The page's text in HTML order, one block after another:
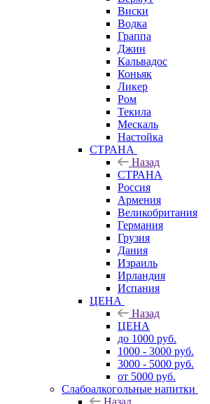
Виски
Водка
Граппа
Джин
Кальвадос
Коньяк
Ликер
Ром
Текила
Мескаль
Настойка
СТРАНА
Назад
СТРАНА
Россия
Армения
Великобритания
Германия
Грузия
Дания
Израиль
Ирландия
Испания
ЦЕНА
Назад
ЦЕНА
до 1000 руб.
1000 - 3000 руб.
3000 - 5000 руб.
от 5000 руб.
Слабоалкогольные напитки
Назад